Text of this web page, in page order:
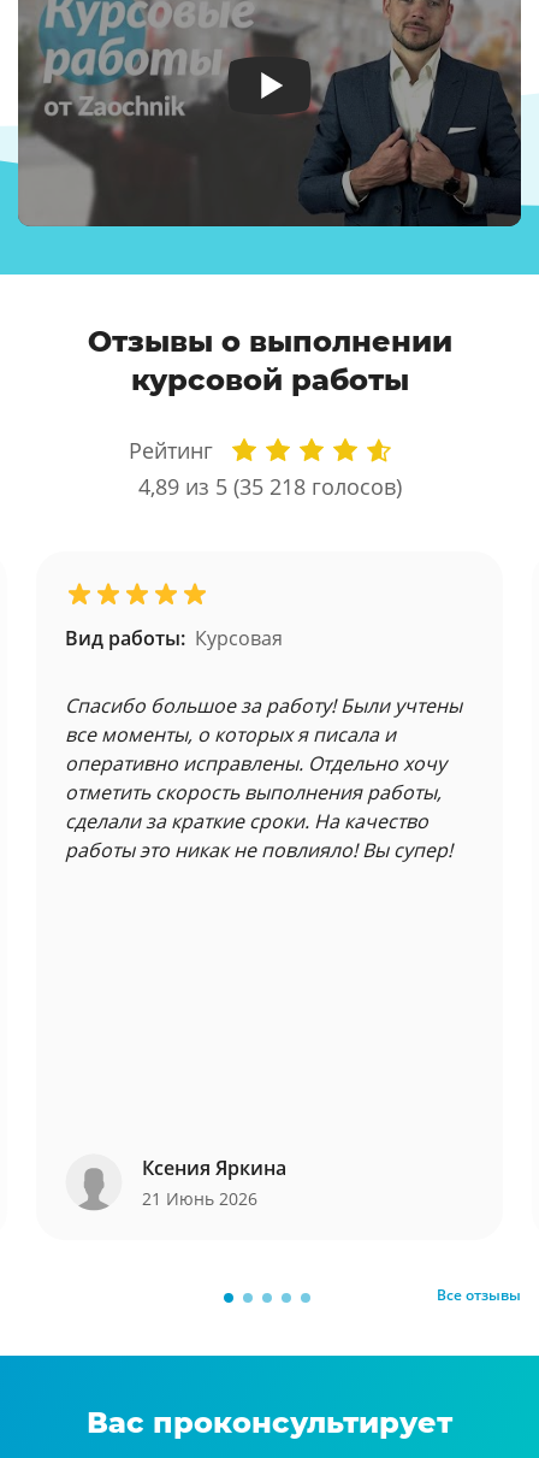
Отзывы о выполнении
курсовой работы
Рейтинг
4,89 из 5 (35 218голосов)
Вид работы: Курсовая
Спасибо большое за работу! Были учтены
все моменты, о которых я писала и
оперативно исправлены. Отдельно хочу
отметить скорость выполнения работы,
сделали за краткие сроки. На качество
работы это никак не повлияло! Вы супер!
Ксения Яркина
21 Июнь 2026
Все отзывы
Вас проконсультирует